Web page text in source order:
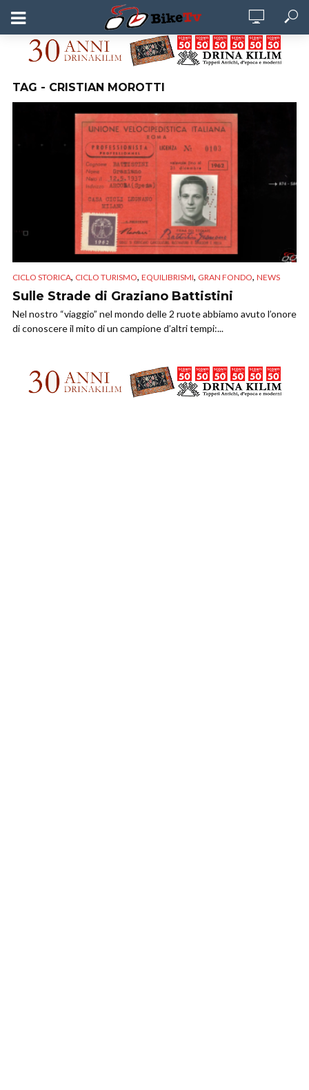
TAG - CRISTIAN MOROTTI
CICLO STORICA, CICLO TURISMO, EQUILIBRISMI, GRAN FONDO, NEWS
Sulle Strade di Graziano Battistini
Nel nostro “viaggio” nel mondo delle 2 ruote abbiamo avuto l’onore
di conoscere il mito di un campione d’altri tempi:...